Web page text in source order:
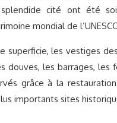
cité ont été
mondial de
superficie, les vestiges
douves, les barrages, les
grâce à la
importants sites